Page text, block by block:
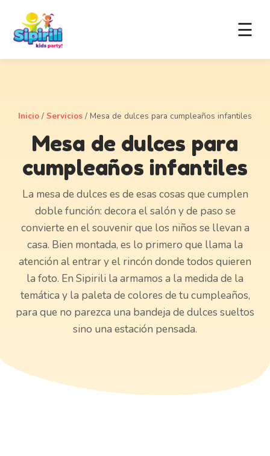
☰
Inicio / Servicios / Mesa de dulces para cumpleaños infantiles
Mesa de dulces para
cumpleaños infantiles
La mesa de dulces es de esas cosas que cumplen
doble función: decora el salón y de paso se
convierte en el souvenir que los niños se llevan a
casa. Bien montada, es lo primero que llama la
atención al entrar y el rincón donde todos quieren
la foto. En Sipirili la armamos a la medida de la
temática y la paleta de colores de tu cumpleaños,
para que no parezca una bandeja de dulces sueltos
sino una estación pensada.